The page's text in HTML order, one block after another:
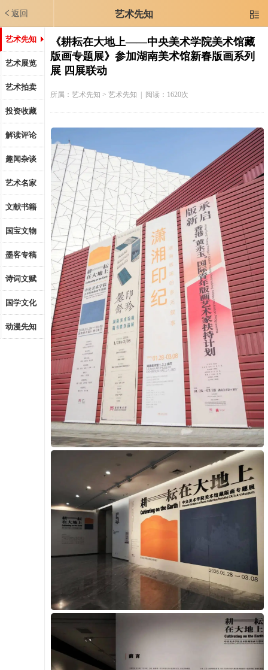
返回 艺术先知 
艺术先知
艺术展览
艺术拍卖
投资收藏
解读评论
趣闻杂谈
艺术名家
文献书籍
国宝文物
墨客专稿
诗词文赋
国学文化
动漫先知
《耕耘在大地上——中央美术学院美术馆藏
版画专题展》参加湖南美术馆新春版画系列
展 四展联动
所属：艺术先知 > 艺术先知 | 阅读：1620次